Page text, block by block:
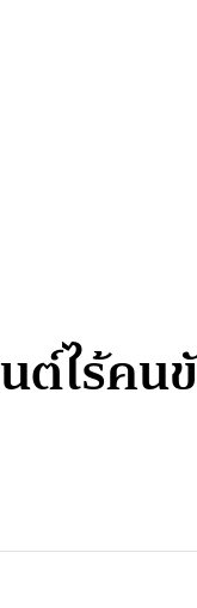
ต์ไร้ค